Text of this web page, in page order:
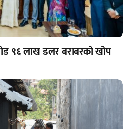
९६ लाख डलर बराबरको खोप